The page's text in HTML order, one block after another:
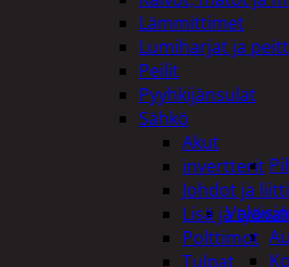
Lämmittimet
Lumiharjat ja
Peilit
Pyyhkijänsulat
Sähkö
Akut
invertterit
Johdot ja
Lisä ja
Polttimot
Tulpat